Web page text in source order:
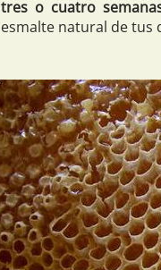
tres o cuatro
esmalte natural de tus